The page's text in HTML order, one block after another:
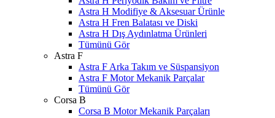
Astra H Modifiye & Aksesuar Ürünle
Astra H Fren Balatası ve Diski
Astra H Dış Aydınlatma Ürünleri
Tümünü Gör
Astra F
Astra F Arka Takım ve Süspansiyon
Astra F Motor Mekanik Parçalar
Tümünü Gör
Corsa B
Corsa B Motor Mekanik Parçaları